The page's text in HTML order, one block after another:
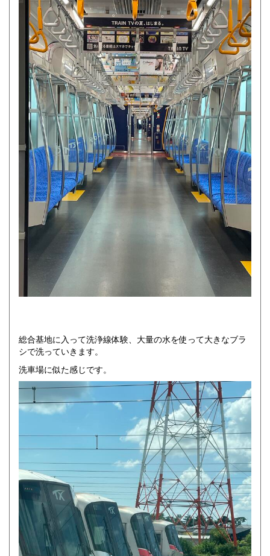
総合基地に入って洗浄線体験、大量の水を使って大きなブラ
シで洗っていきます。
洗車場に似た感じです。